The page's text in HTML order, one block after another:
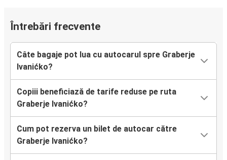
Întrebări frecvente
Câte bagaje pot lua cu autocarul spre Graberje
Ivanićko?
Copiii beneficiază de tarife reduse pe ruta
Graberje Ivanićko?
Cum pot rezerva un bilet de autocar către
Graberje Ivanićko?